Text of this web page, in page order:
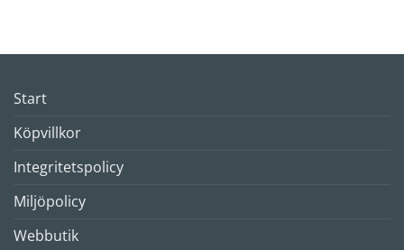
Start
Köpvillkor
Integritetspolicy
Miljöpolicy
Webbutik